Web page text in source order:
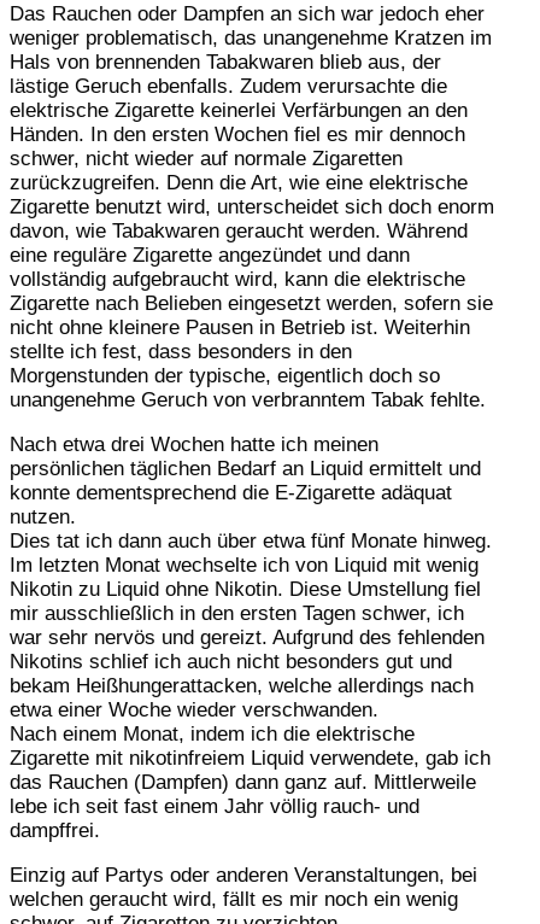
Das Rauchen oder Dampfen an sich war jedoch eher
weniger problematisch, das unangenehme Kratzen im
Hals von brennenden Tabakwaren blieb aus, der
lästige Geruch ebenfalls. Zudem verursachte die
elektrische Zigarette keinerlei Verfärbungen an den
Händen. In den ersten Wochen fiel es mir dennoch
schwer, nicht wieder auf normale Zigaretten
zurückzugreifen. Denn die Art, wie eine elektrische
Zigarette benutzt wird, unterscheidet sich doch enorm
davon, wie Tabakwaren geraucht werden. Während
eine reguläre Zigarette angezündet und dann
vollständig aufgebraucht wird, kann die elektrische
Zigarette nach Belieben eingesetzt werden, sofern sie
nicht ohne kleinere Pausen in Betrieb ist. Weiterhin
stellte ich fest, dass besonders in den
Morgenstunden der typische, eigentlich doch so
unangenehme Geruch von verbranntem Tabak fehlte.
Nach etwa drei Wochen hatte ich meinen
persönlichen täglichen Bedarf an Liquid ermittelt und
konnte dementsprechend die E-Zigarette adäquat
nutzen.
Dies tat ich dann auch über etwa fünf Monate hinweg.
Im letzten Monat wechselte ich von Liquid mit wenig
Nikotin zu Liquid ohne Nikotin. Diese Umstellung fiel
mir ausschließlich in den ersten Tagen schwer, ich
war sehr nervös und gereizt. Aufgrund des fehlenden
Nikotins schlief ich auch nicht besonders gut und
bekam Heißhungerattacken, welche allerdings nach
etwa einer Woche wieder verschwanden.
Nach einem Monat, indem ich die elektrische
Zigarette mit nikotinfreiem Liquid verwendete, gab ich
das Rauchen (Dampfen) dann ganz auf. Mittlerweile
lebe ich seit fast einem Jahr völlig rauch- und
dampffrei.
Einzig auf Partys oder anderen Veranstaltungen, bei
welchen geraucht wird, fällt es mir noch ein wenig